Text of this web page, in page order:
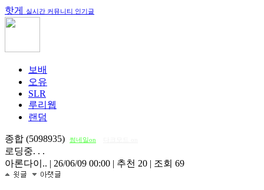
핫게 실시간 커뮤니티 인기글
보배
오유
SLR
루리웹
랜덤
종합 (5098935) 썸네일on
로딩중. . .
아론다이.. | 26/06/09 00:00 | 추천 20 | 조회 69